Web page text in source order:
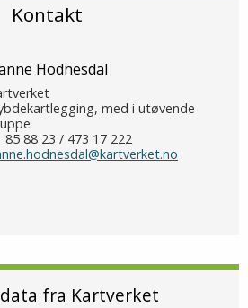
Kontakt
Hodnesdal
med i utøvende
85 88 23 / 473 17 222
fra Kartverket